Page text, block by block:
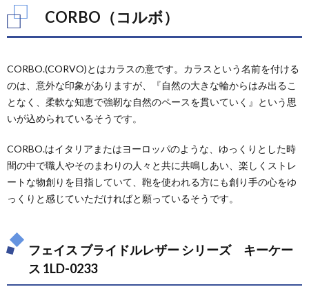
CORBO（コルボ）
CORBO.(CORVO)とはカラスの意です。カラスという名前を付ける
のは、意外な印象がありますが、『自然の大きな輪からはみ出るこ
となく、柔軟な知恵で強靭な自然のペースを貫いていく』という思
いが込められているそうです。
CORBO.はイタリアまたはヨーロッパのような、ゆっくりとした時
間の中で職人やそのまわりの人々と共に共鳴しあい、楽しくストレ
ートな物創りを目指していて、鞄を使われる方にも創り手の心をゆ
っくりと感じていただければと願っているそうです。
フェイス ブライドルレザー シリーズ キーケー
ス 1LD-0233